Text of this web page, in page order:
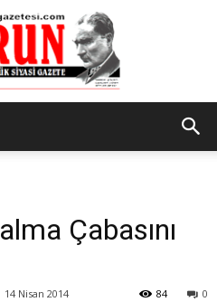
GazetesiÇabasını
14 Nisan 2014 0
84